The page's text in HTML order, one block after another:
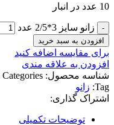
10 عدد در انبار
زانو سایز 3*2/5 عدد
افزودن به سبد خرید
برای مقایسه اضافه کنید
افزودن به علاقه مندی
شناسه محصول: Categories:
Tag: زانو
اشتراک گذاری:
توضیحات تکمیلی